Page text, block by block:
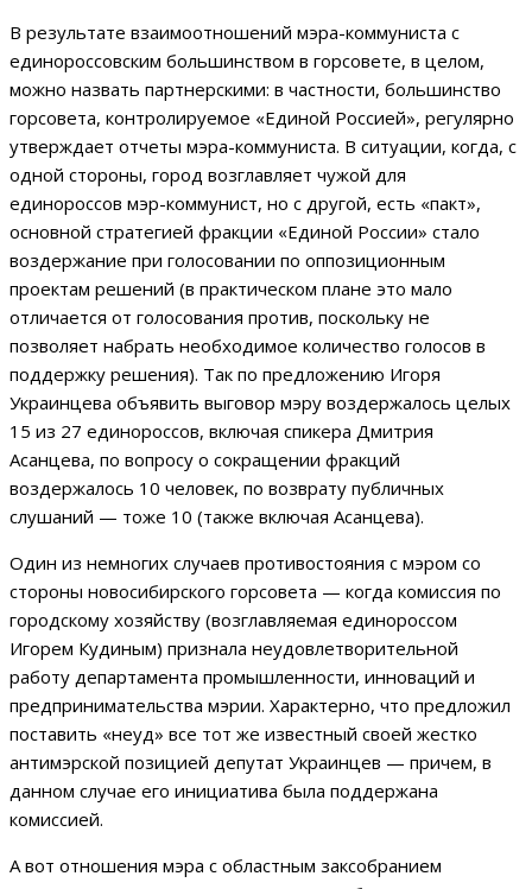
В результате взаимоотношений мэра-коммуниста с
единороссовским большинством в горсовете, в целом,
можно назвать партнерскими: в частности, большинство
горсовета, контролируемое «Единой Россией», регулярно
утверждает отчеты мэра-коммуниста. В ситуации, когда, с
одной стороны, город возглавляет чужой для
единороссов мэр-коммунист, но с другой, есть «пакт»,
основной стратегией фракции «Единой России» стало
воздержание при голосовании по оппозиционным
проектам решений (в практическом плане это мало
отличается от голосования против, поскольку не
позволяет набрать необходимое количество голосов в
поддержку решения). Так по предложению Игоря
Украинцева объявить выговор мэру воздержалось целых
15 из 27 единороссов, включая спикера Дмитрия
Асанцева, по вопросу о сокращении фракций
воздержалось 10 человек, по возврату публичных
слушаний — тоже 10 (также включая Асанцева).
Один из немногих случаев противостояния с мэром со
стороны новосибирского горсовета — когда комиссия по
городскому хозяйству (возглавляемая единороссом
Игорем Кудиным) признала неудовлетворительной
работу департамента промышленности, инноваций и
предпринимательства мэрии. Характерно, что предложил
поставить «неуд» все тот же известный своей жестко
антимэрской позицией депутат Украинцев — причем, в
данном случае его инициатива была поддержана
комиссией.
А вот отношения мэра с областным заксобранием